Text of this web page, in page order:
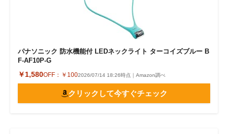
パナソニック 防水機能付 LEDネックライト ターコイズブルー B
F-AF10P-G
￥1,580OFF： ￥1002026/07/14 18:26時点｜Amazon調べ
クリックして今すぐチェック